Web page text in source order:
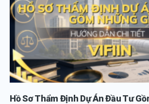
Hồ Sơ Thẩm Định Dự Án Đầu Tư